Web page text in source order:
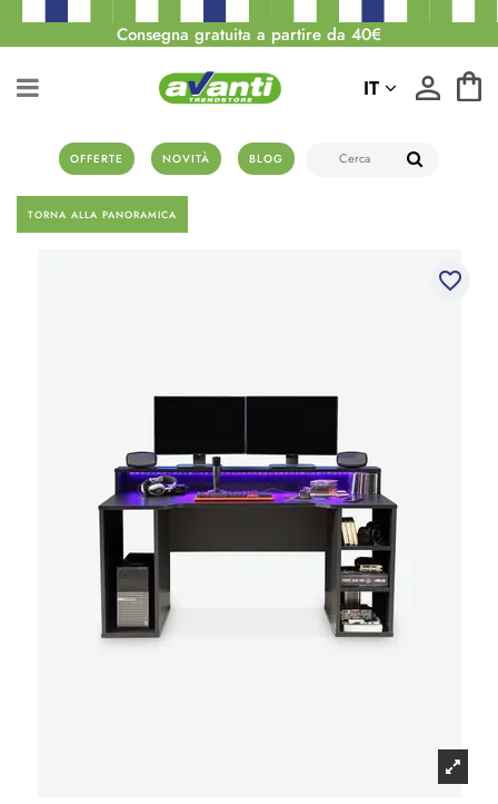
Consegna gratuita a partire da 40€
OFFERTE NOVITÀ BLOG
IT
TORNA ALLA PANORAMICA
favorite_border